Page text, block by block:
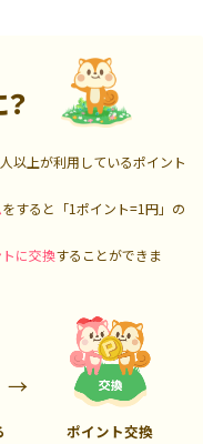
以上が利用しているポイント
をすると「1ポイント=1円」の
に交換することができま
ポイント交換